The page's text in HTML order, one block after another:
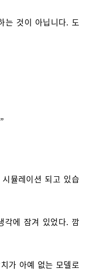
는 것이 아닙니다. 도
뮬레이션 되고 있습
각에 잠겨 있었다. 깜
가 아예 없는 모델로